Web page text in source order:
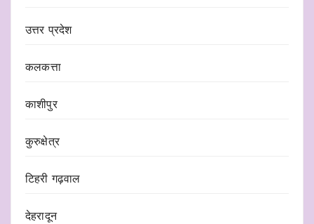
उत्तर प्रदेश
कलकत्ता
काशीपुर
कुरुक्षेत्र
टिहरी गढ़वाल
देहरादून